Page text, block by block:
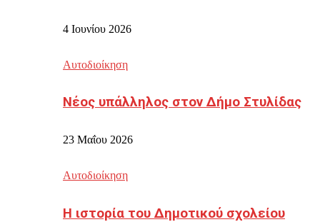
4 Ιουνίου 2026
Αυτοδιοίκηση
Νέος υπάλληλος στον Δήμο Στυλίδας
23 Μαΐου 2026
Αυτοδιοίκηση
Η ιστορία του Δημοτικού σχολείου